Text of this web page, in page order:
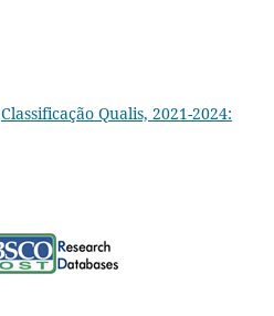
Classificação Qualis, 2021-2024: